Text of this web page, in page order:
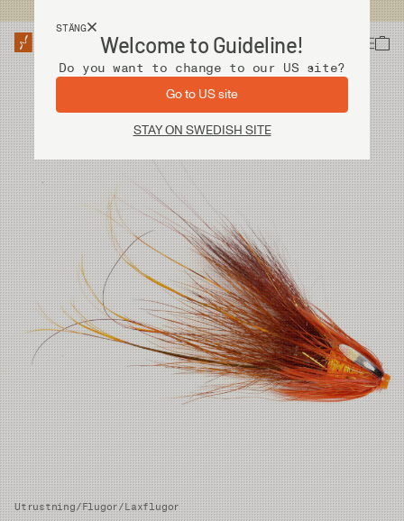
STÄNG
Welcome to Guideline!
Do you want to change to our US site?
Go to US site
STAY ON SWEDISH SITE
Utrustning/Flugor/Laxflugor